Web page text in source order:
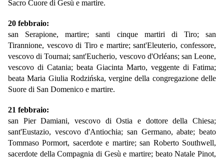
Sacro Cuore di Gesù e martire.
20 febbraio:
san Serapione, martire; santi cinque martiri di Tiro; san
Tirannione, vescovo di Tiro e martire; sant'Eleuterio, confessore,
vescovo di Tournai; sant'Eucherio, vescovo d'Orléans; san Leone,
vescovo di Catania; beata Giacinta Marto, veggente di Fatima;
beata Maria Giulia Rodzińska, vergine della congregazione delle
Suore di San Domenico e martire.
21 febbraio:
san Pier Damiani, vescovo di Ostia e dottore della Chiesa;
sant'Eustazio, vescovo d'Antiochia; san Germano, abate; beato
Tommaso Pormort, sacerdote e martire; san Roberto Southwell,
sacerdote della Compagnia di Gesù e martire; beato Natale Pinot,